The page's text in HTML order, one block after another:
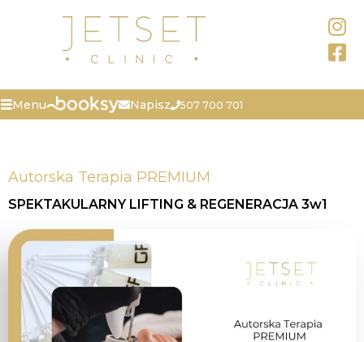
Menu Napisz 507 700 701
Autorska Terapia PREMIUM
SPEKTAKULARNY LIFTING & REGENERACJA 3w1